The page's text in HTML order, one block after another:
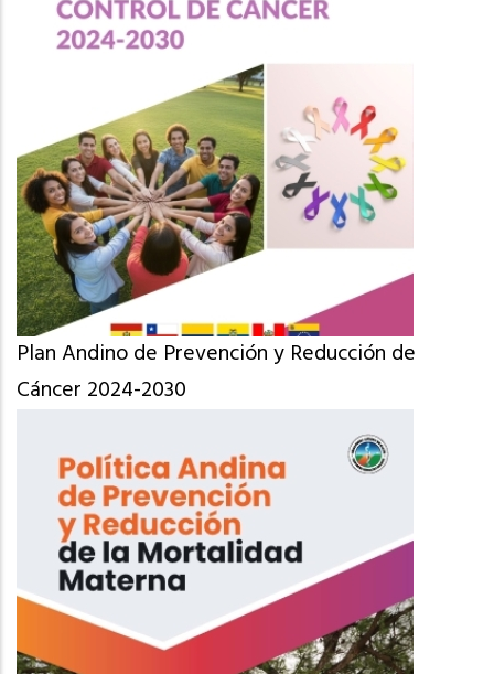
Plan Andino de Prevención y Reducción de
Cáncer 2024-2030